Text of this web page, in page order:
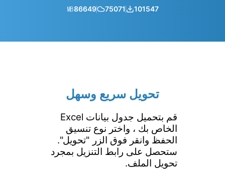
101547
75071
86649
㎆︎
تحويل سريع وسهل
قم بتحميل جدول بيانات Excel
الخاص بك ، واختر نوع تنسيق
الحفظ وانقر فوق الزر "تحويل".
ستحصل على رابط التنزيل بمجرد
تحويل الملف.